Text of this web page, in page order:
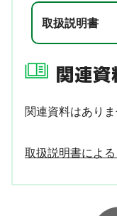
取扱説明書
関連資
関連資料はあり
取扱説明書によ